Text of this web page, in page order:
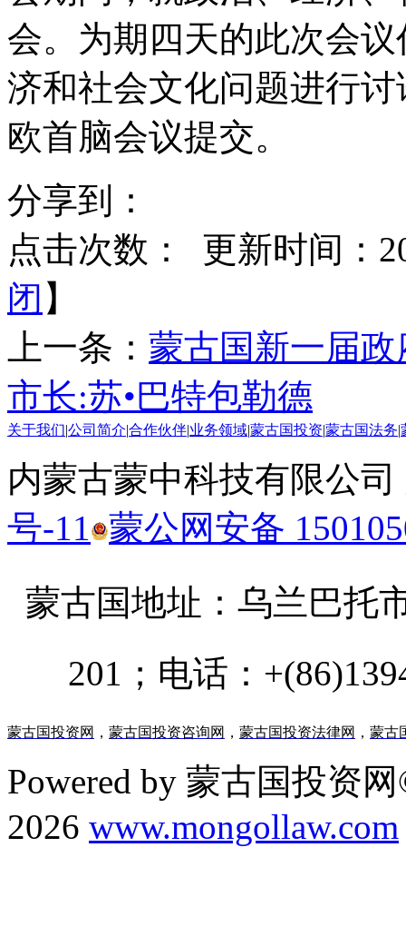
会。为期四天的此次会
济和社会文化问题进行
欧首脑会议提交。
分享到：
点击次数：
更新时间：
闭 】
上一条： 蒙古国新一届
市长:苏•巴特包勒德
关于我们 公司简介 合作伙伴 业务领域 蒙古国投资 蒙古国法务
内蒙古蒙中科技有限公
号-11 蒙公网安备
蒙古国地址： 乌兰巴托
201；电话：
蒙古国投资网 ， 蒙古国投资咨询网 ， 蒙古国投资法律网 ， 蒙古
Powered by 蒙古国投资
2026 www.mongollaw.com